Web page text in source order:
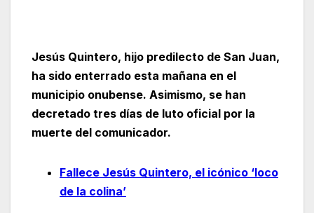
Jesús Quintero, hijo predilecto de San Juan,
ha sido enterrado esta mañana en el
municipio onubense. Asimismo, se han
decretado tres días de luto oficial por la
muerte del comunicador.
Fallece Jesús Quintero, el icónico ‘loco
de la colina’